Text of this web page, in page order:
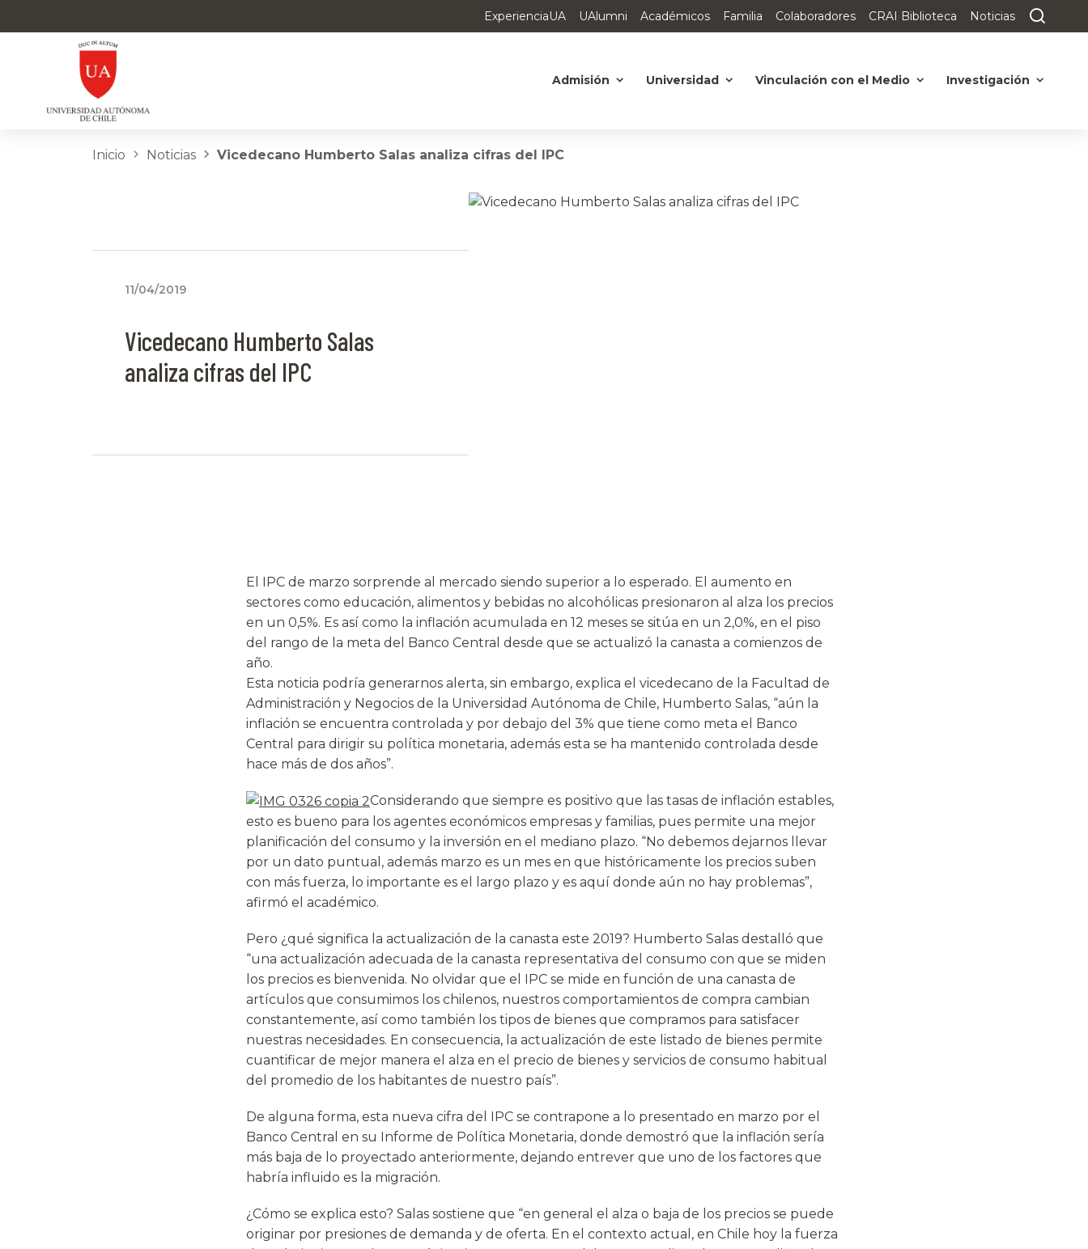
ExperienciaUA UAlumni Académicos Familia Colaboradores CRAI Biblioteca Noticias
Admisión Universidad Vinculación con el Medio Investigación
Inicio Noticias Vicedecano Humberto Salas analiza cifras del IPC
11/04/2019
Vicedecano Humberto Salas
analiza cifras del IPC
El IPC de marzo sorprende al mercado siendo superior a lo esperado. El aumento en
sectores como educación, alimentos y bebidas no alcohólicas presionaron al alza los precios
en un 0,5%. Es así como la inflación acumulada en 12 meses se sitúa en un 2,0%, en el piso
del rango de la meta del Banco Central desde que se actualizó la canasta a comienzos de
año.
Esta noticia podría generarnos alerta, sin embargo, explica el vicedecano de la Facultad de
Administración y Negocios de la Universidad Autónoma de Chile, Humberto Salas, “aún la
inflación se encuentra controlada y por debajo del 3% que tiene como meta el Banco
Central para dirigir su política monetaria, además esta se ha mantenido controlada desde
hace más de dos años”.
Considerando que siempre es positivo que las tasas de inflación estables,
esto es bueno para los agentes económicos empresas y familias, pues permite una mejor
planificación del consumo y la inversión en el mediano plazo. “No debemos dejarnos llevar
por un dato puntual, además marzo es un mes en que históricamente los precios suben
con más fuerza, lo importante es el largo plazo y es aquí donde aún no hay problemas”,
afirmó el académico.
Pero ¿qué significa la actualización de la canasta este 2019? Humberto Salas destalló que
“una actualización adecuada de la canasta representativa del consumo con que se miden
los precios es bienvenida. No olvidar que el IPC se mide en función de una canasta de
artículos que consumimos los chilenos, nuestros comportamientos de compra cambian
constantemente, así como también los tipos de bienes que compramos para satisfacer
nuestras necesidades. En consecuencia, la actualización de este listado de bienes permite
cuantificar de mejor manera el alza en el precio de bienes y servicios de consumo habitual
del promedio de los habitantes de nuestro país”.
De alguna forma, esta nueva cifra del IPC se contrapone a lo presentado en marzo por el
Banco Central en su Informe de Política Monetaria, donde demostró que la inflación sería
más baja de lo proyectado anteriormente, dejando entrever que uno de los factores que
habría influido es la migración.
¿Cómo se explica esto? Salas sostiene que “en general el alza o baja de los precios se puede
originar por presiones de demanda y de oferta. En el contexto actual, en Chile hoy la fuerza